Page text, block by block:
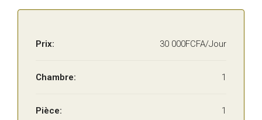
Prix: 30 000FCFA/Jour
Chambre: 1
Pièce: 1